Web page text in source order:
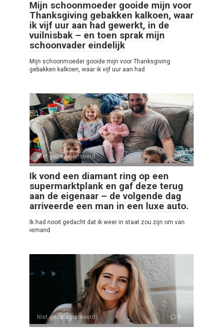
Mijn schoonmoeder gooide mijn voor
Thanksgiving gebakken kalkoen, waar
ik vijf uur aan had gewerkt, in de
vuilnisbak – en toen sprak mijn
schoonvader eindelijk
Mijn schoonmoeder gooide mijn voor Thanksgiving
gebakken kalkoen, waar ik vijf uur aan had
Niet gecategoriseerd 0
Ik vond een diamant ring op een
supermarktplank en gaf deze terug
aan de eigenaar – de volgende dag
arriveerde een man in een luxe auto.
Ik had nooit gedacht dat ik weer in staat zou zijn om van
iemand
Niet gecategoriseerd 0